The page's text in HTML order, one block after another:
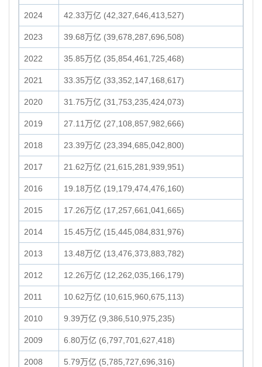
2024 42.33万亿 (42,327,646,413,527)
2023 39.68万亿 (39,678,287,696,508)
2022 35.85万亿 (35,854,461,725,468)
2021 33.35万亿 (33,352,147,168,617)
2020 31.75万亿 (31,753,235,424,073)
2019 27.11万亿 (27,108,857,982,666)
2018 23.39万亿 (23,394,685,042,800)
2017 21.62万亿 (21,615,281,939,951)
2016 19.18万亿 (19,179,474,476,160)
2015 17.26万亿 (17,257,661,041,665)
2014 15.45万亿 (15,445,084,831,976)
2013 13.48万亿 (13,476,373,883,782)
2012 12.26万亿 (12,262,035,166,179)
2011 10.62万亿 (10,615,960,675,113)
2010 9.39万亿 (9,386,510,975,235)
2009 6.80万亿 (6,797,701,627,418)
2008 5.79万亿 (5,785,727,696,316)